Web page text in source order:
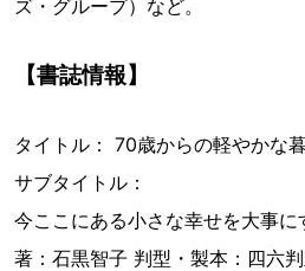
ズ・グループ）など。
【書誌情報】
タイトル： 70歳からの軽やかな
サブタイトル：
今ここにある小さな幸せを大事に
著：石黒智子 判型・製本：四六